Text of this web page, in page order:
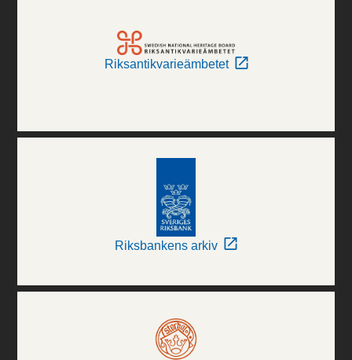
Riksantikvarieämbetet
Riksbankens arkiv